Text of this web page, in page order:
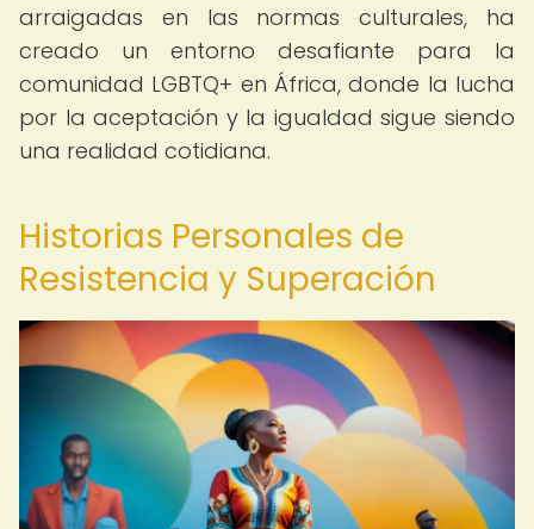
arraigadas en las normas culturales, ha
creado un entorno desafiante para la
comunidad LGBTQ+ en África, donde la lucha
por la aceptación y la igualdad sigue siendo
una realidad cotidiana.
Historias Personales de
Resistencia y Superación